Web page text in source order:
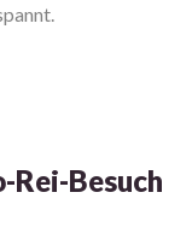
Rei-Besuch